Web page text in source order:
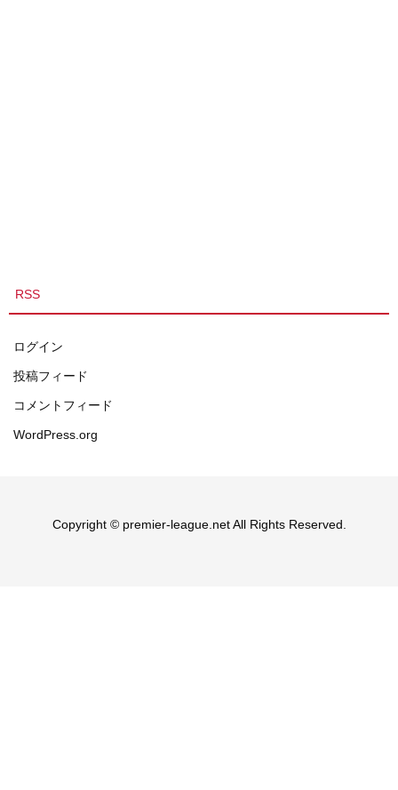
RSS
ログイン
投稿フィード
コメントフィード
WordPress.org
Copyright © premier-league.net All Rights Reserved.